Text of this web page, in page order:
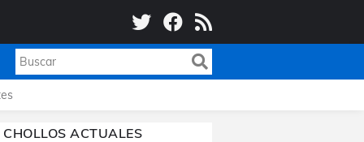
CHOLLOS ACTUALES